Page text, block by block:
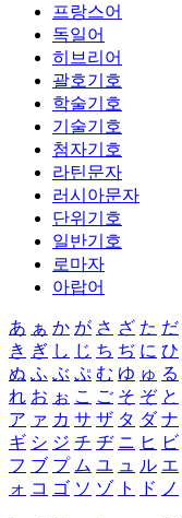
프랑스어
독일어
히브리어
괄호기호
학술기호
기술기호
첨자기호
라틴문자
러시아문자
단위기호
일반기호
로마자
아랍어
あ ぁ か が さ ざ た だ
き ぎ し じ ち ぢ に ひ
ぬ ふ ぶ ぷ む ゆ ゅ る
れ お ぉ こ ご そ ぞ と
ア ァ カ サ ザ タ ダ ナ
ギ シ ジ チ ヂ ニ ヒ ビ
フ ブ プ ム ユ ュ ル エ
ォ コ ゴ ソ ゾ ト ド ノ